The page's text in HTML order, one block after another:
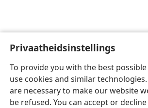
Privaatheidsinstellings
To provide you with the best
use cookies and similar
are necessary to make our website
be refused. You can accept or
Afrikaans
Copyright© 2026 Watch Tower Bible and Tract
Privaatheidsbeleid
JW.ORG
Meld aan